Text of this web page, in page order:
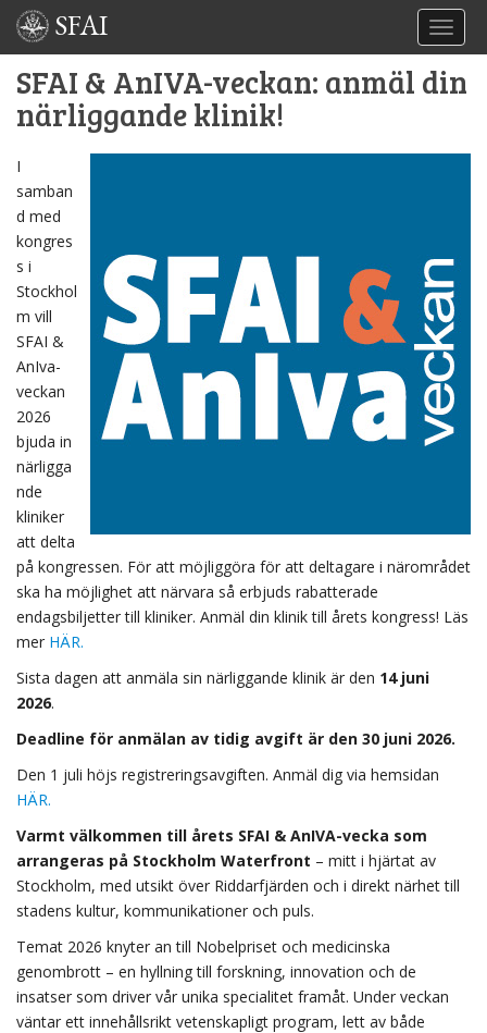
SFAI
SFAI & AnIVA-veckan: anmäl din
närliggande klinik!
I
samban
d med
kongres
s i
Stockhol
m vill
SFAI &
AnIva-
veckan
2026
bjuda in
närligga
nde
kliniker
att delta
på kongressen. För att möjliggöra för att deltagare i närområdet
ska ha möjlighet att närvara så erbjuds rabatterade
endagsbiljetter till kliniker. Anmäl din klinik till årets kongress! Läs
mer HÄR.
Sista dagen att anmäla sin närliggande klinik är den 14 juni
2026.
Deadline för anmälan av tidig avgift är den 30 juni 2026.
Den 1 juli höjs registreringsavgiften. Anmäl dig via hemsidan
HÄR.
Varmt välkommen till årets SFAI & AnIVA-vecka som
arrangeras på Stockholm Waterfront – mitt i hjärtat av
Stockholm, med utsikt över Riddarfjärden och i direkt närhet till
stadens kultur, kommunikationer och puls.
Temat 2026 knyter an till Nobelpriset och medicinska
genombrott – en hyllning till forskning, innovation och de
insatser som driver vår unika specialitet framåt. Under veckan
väntar ett innehållsrikt vetenskapligt program, lett av både